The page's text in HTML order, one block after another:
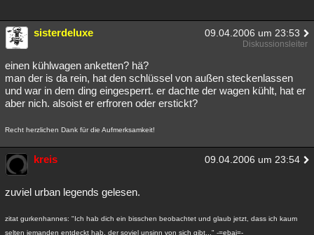
sisterdeluxe 09.04.2006 um 23:53
Diskussionsleiter
einen kühlwagen anketten? hä?
man der is da rein, hat den schlüssel von außen steckenlassen
und war in dem ding eingesperrt. er dachte der wagen kühlt, hat er
aber nich. alsoist er erfroren oder erstickt?
Recht herzlichen Dank für die Aufmerksamkeit!
kreis 09.04.2006 um 23:54
zuviel urban legends gelesen.
zitat gurkenhannes: "Ich hab dich ein bisschen beobachtet und glaub jetzt, dass ich kaum
selten jemanden entdeckt hab, der soviel unsinn von sich gibt..." -=ebai=-